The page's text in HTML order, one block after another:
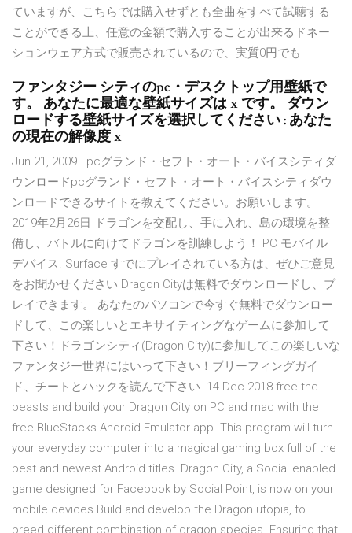
ていますが、こちらでは購入せずとも全曲をすべて試聴する
ことができる上、任意の金額で購入することが出来るドネー
ションウェア方式で販売されているので、実質0円でも
ファンタジー シティのpc・デスクトップ用壁紙で
す。 あなたに最適な壁紙サイズは x です。 ダウン
ロードする壁紙サイズを選択してください : あなた
の現在の解像度 x
Jun 21, 2009 · pcグランド・セフト・オート・バイスシティダ
ウンロードpcグランド・セフト・オート・バイスシティダウ
ンロードできるサイトを教えてください。お願いします。
2019年2月26日 ドラゴンを交配し、手に入れ、島の環境を整
備し、バトルに向けてドラゴンを訓練しよう！ PC モバイル
デバイス. Surface すでにプレイされている方は、ぜひご意見
をお聞かせください Dragon Cityは無料でダウンロードし、プ
レイできます。 あなたのパソコンで今すぐ無料でダウンロー
ドして、この楽しいとエキサイティングなゲームに参加して
下さい！ドラゴンシティ(Dragon City)に参加してこの楽しいな
ファンタジー世界にはいって下さい！ブリーフィングガイ
ド、チートとハックを読んで下さい 14 Dec 2018 free the
beasts and build your Dragon City on PC and mac with the
free BlueStacks Android Emulator app. This program will turn
your everyday computer into a magical gaming box full of the
best and newest Android titles. Dragon City, a Social enabled
game designed for Facebook by Social Point, is now on your
mobile devices.Build and develop the Dragon utopia, to